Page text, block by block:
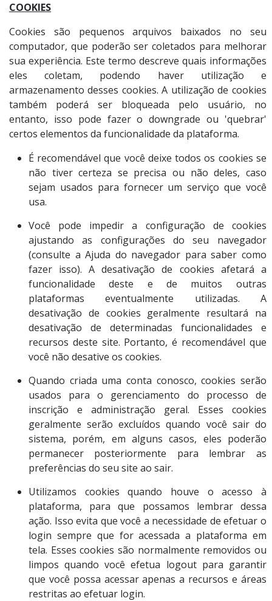
COOKIES
Cookies são pequenos arquivos baixados no seu
computador, que poderão ser coletados para melhorar
sua experiência. Este termo descreve quais informações
eles coletam, podendo haver utilização e
armazenamento desses cookies. A utilização de cookies
também poderá ser bloqueada pelo usuário, no
entanto, isso pode fazer o downgrade ou 'quebrar'
certos elementos da funcionalidade da plataforma.
É recomendável que você deixe todos os cookies se
não tiver certeza se precisa ou não deles, caso
sejam usados para fornecer um serviço que você
usa.
Você pode impedir a configuração de cookies
ajustando as configurações do seu navegador
(consulte a Ajuda do navegador para saber como
fazer isso). A desativação de cookies afetará a
funcionalidade deste e de muitos outras
plataformas eventualmente utilizadas. A
desativação de cookies geralmente resultará na
desativação de determinadas funcionalidades e
recursos deste site. Portanto, é recomendável que
você não desative os cookies.
Quando criada uma conta conosco, cookies serão
usados para o gerenciamento do processo de
inscrição e administração geral. Esses cookies
geralmente serão excluídos quando você sair do
sistema, porém, em alguns casos, eles poderão
permanecer posteriormente para lembrar as
preferências do seu site ao sair.
Utilizamos cookies quando houve o acesso à
plataforma, para que possamos lembrar dessa
ação. Isso evita que você a necessidade de efetuar o
login sempre que for acessada a plataforma em
tela. Esses cookies são normalmente removidos ou
limpos quando você efetua logout para garantir
que você possa acessar apenas a recursos e áreas
restritas ao efetuar login.